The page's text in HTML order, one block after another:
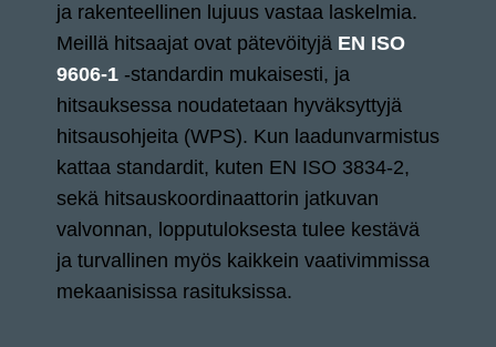
ja rakenteellinen lujuus vastaa laskelmia.
Meillä hitsaajat ovat pätevöityjä EN ISO
9606-1 -standardin mukaisesti, ja
hitsauksessa noudatetaan hyväksyttyjä
hitsausohjeita (WPS). Kun laadunvarmistus
kattaa standardit, kuten EN ISO 3834-2,
sekä hitsauskoordinaattorin jatkuvan
valvonnan, lopputuloksesta tulee kestävä
ja turvallinen myös kaikkein vaativimmissa
mekaanisissa rasituksissa.